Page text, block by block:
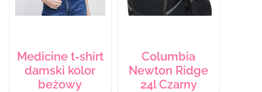
Medicine t-shirt
damski kolor
beżowy
Columbia
Newton Ridge
24l Czarny